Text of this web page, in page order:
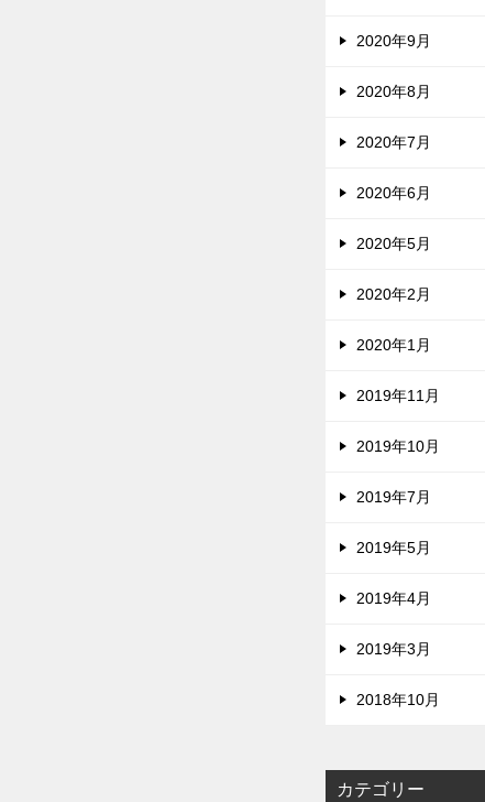
2020年9月
2020年8月
2020年7月
2020年6月
2020年5月
2020年2月
2020年1月
2019年11月
2019年10月
2019年7月
2019年5月
2019年4月
2019年3月
2018年10月
カテゴリー